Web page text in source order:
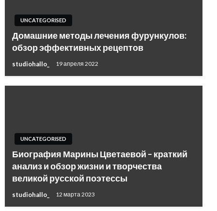
UNCATEGORISED
Домашние методы лечения фурункулов:
обзор эффективных рецептов
studiohallo_ 19 апреля 2022
UNCATEGORISED
Биография Марины Цветаевой – краткий
анализ и обзор жизни и творчества
великой русской поэтессы
studiohallo_ 12 марта 2023